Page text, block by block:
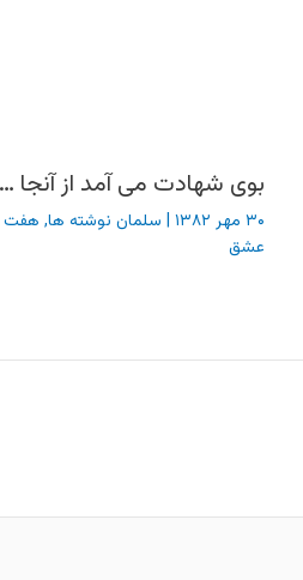
بوی شهادت می آمد از آنجا
۳۰ مهر ۱۳۸۲ | سلمان نوشته ها, هفت
عشق